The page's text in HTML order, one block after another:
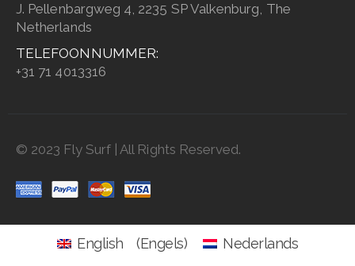
J. Pellenbargweg 4, 2235 SP Valkenburg, The
Netherlands
TELEFOONNUMMER:
+31 71 4013316
© 2023 Fly Surf | All Rights Reserved.
English (Engels) Nederlands